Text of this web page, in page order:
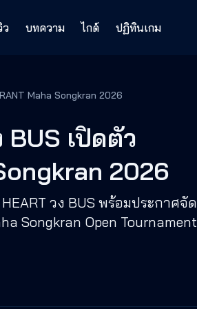
ว บทความ ไกด์ ปฏิทินเกม
Maha Songkran 2026
BUS เปิดตัว
2026
วง BUS พร้อมประกาศจัด
Songkran Open Tournament